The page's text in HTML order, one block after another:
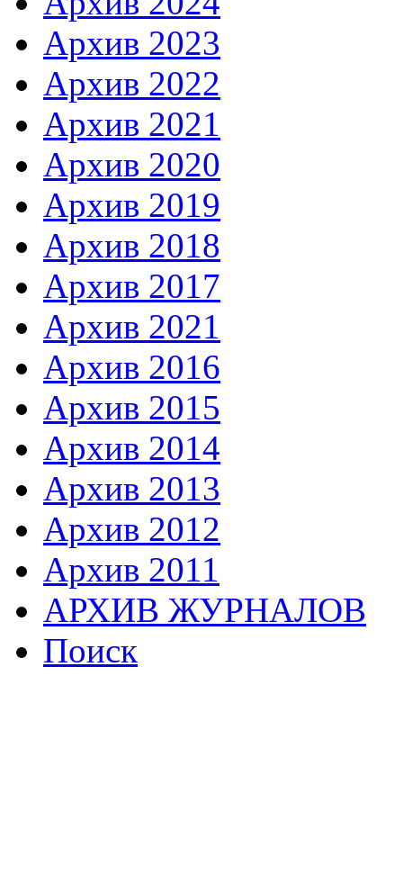
Архив 2023
Архив 2022
Архив 2021
Архив 2020
Архив 2019
Архив 2018
Архив 2017
Архив 2021
Архив 2016
Архив 2015
Архив 2014
Архив 2013
Архив 2012
Архив 2011
АРХИВ ЖУРНАЛОВ
Поиск